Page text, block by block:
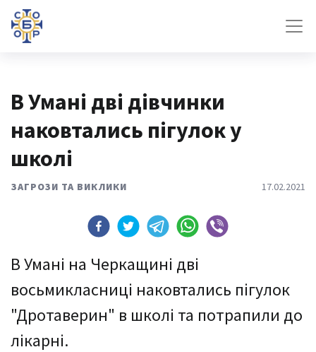
В Умані дві дівчинки
наковтались пігулок у
школі
ЗАГРОЗИ ТА ВИКЛИКИ 17.02.2021
В Умані на Черкащині дві
восьмикласниці наковтались пігулок
"Дротаверин" в школі та потрапили до
лікарні.